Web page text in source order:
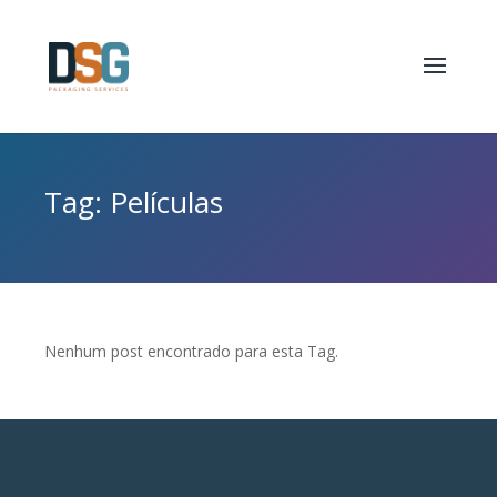
Tag: Películas
Nenhum post encontrado para esta Tag.